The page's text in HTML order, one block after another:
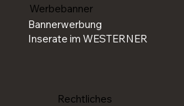
Rechtliches
Werbebanner
Bannerwerbung
Inserate im WESTERNER